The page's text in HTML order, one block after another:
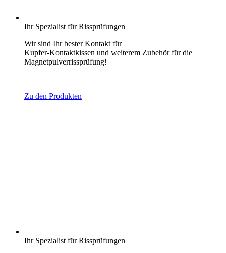
Ihr Spezialist für Rissprüfungen
Wir sind Ihr bester Kontakt für
Kupfer-Kontaktkissen und weiterem Zubehör für die
Magnetpulverrissprüfung!
Zu den Produkten
Ihr Spezialist für Rissprüfungen